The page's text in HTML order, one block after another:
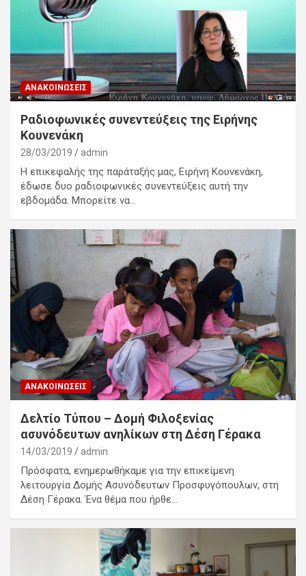
ΑΝΑΚΟΙΝΏΣΕΙΣ
Ραδιοφωνικές συνεντεύξεις της Ειρήνης
Κουνενάκη
28/03/2019 admin
Η επικεφαλής της παράταξής μας, Ειρήνη Κουνενάκη,
έδωσε δυο ραδιοφωνικές συνεντεύξεις αυτή την
εβδομάδα. Μπορείτε να…
ΑΝΑΚΟΙΝΏΣΕΙΣ
Δελτίο Τύπου – Δομή Φιλοξενίας
ασυνόδευτων ανηλίκων στη Δέση Γέρακα
14/03/2019 admin
Πρόσφατα, ενημερωθήκαμε για την επικείμενη
λειτουργία Δομής Ασυνόδευτων Προσφυγόπουλων, στη
Δέση Γέρακα. Ένα θέμα που ήρθε…